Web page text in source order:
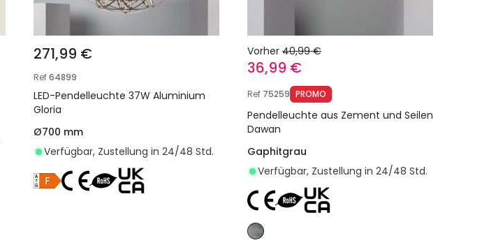
271,99 €
Ref64899
LED-Pendelleuchte 37W Aluminium
Gloria
Ø700 mm
Verfügbar, Zustellung in 24/48 Std.
Vorher 40,99 €
36,99 €
Ref 75259 PROMO
Pendelleuchte aus Zement und Seilen
Dawan
Gaphitgrau
Verfügbar, Zustellung in 24/48 Std.